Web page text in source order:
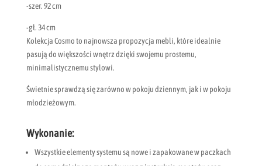
-szer. 92 cm
-gł. 34 cm
Kolekcja Cosmo to najnowsza propozycja mebli, które idealnie
pasują do większości wnętrz dzięki swojemu prostemu,
minimalistycznemu stylowi.
Świetnie sprawdzą się zarówno w pokoju dziennym, jak i w pokoju
młodzieżowym.
Wykonanie:
Wszystkie elementy systemu są nowe i zapakowane w paczkach